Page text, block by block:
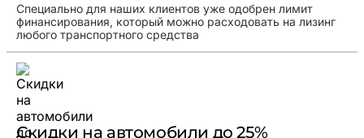
Специально для наших клиентов уже одобрен лимит
финансирования, который можно расходовать на лизинг
любого транспортного средства
Скидки на автомобили до 25%